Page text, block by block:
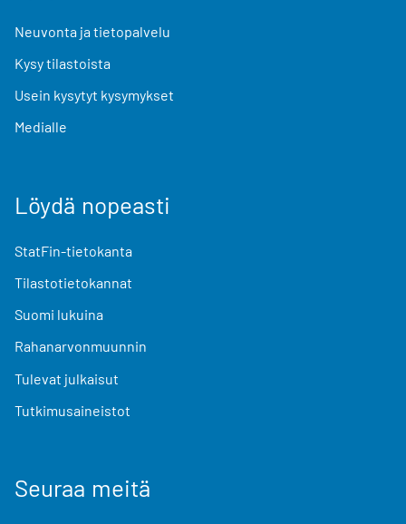
Neuvonta ja tietopalvelu
Kysy tilastoista
Usein kysytyt kysymykset
Medialle
Löydä nopeasti
StatFin-tietokanta
Tilastotietokannat
Suomi lukuina
Rahanarvonmuunnin
Tulevat julkaisut
Tutkimusaineistot
Seuraa meitä